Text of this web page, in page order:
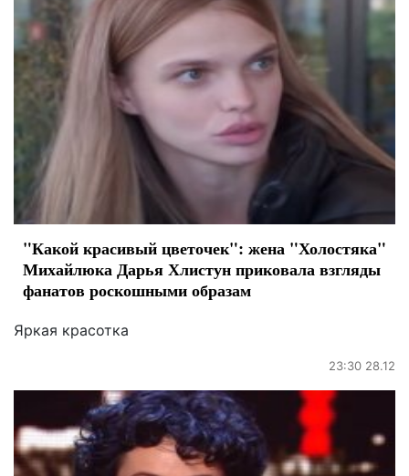
"Какой красивый цветочек": жена "Холостяка"
Михайлюка Дарья Хлистун приковала взгляды
фанатов роскошными образам
Яркая красотка
23:30 28.12